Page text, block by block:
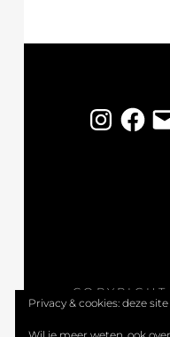
Instagram
E-
Privacy & cookies: deze